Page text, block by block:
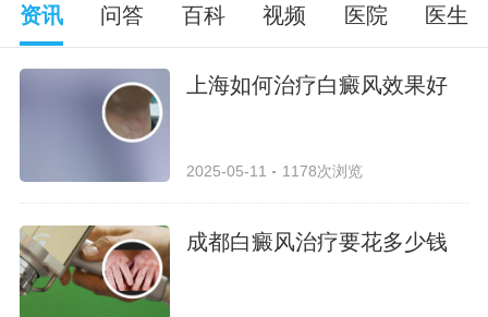
资讯 问答 百科 视频 医院 医生
上海如何治疗白癜风效果好
2025-05-11 1178次浏览
成都白癜风治疗要花多少钱